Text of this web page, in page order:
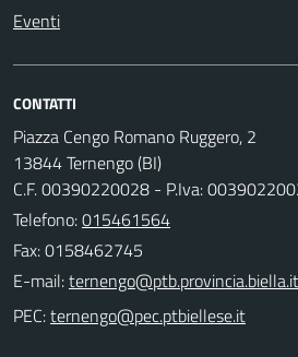
Eventi
CONTATTI
Piazza Cengo Romano Ruggero, 2
13844 Ternengo (BI)
C.F. 00390220028 - P.Iva:
Telefono:015461564
Fax: 0158462745
E-mail:
PEC: